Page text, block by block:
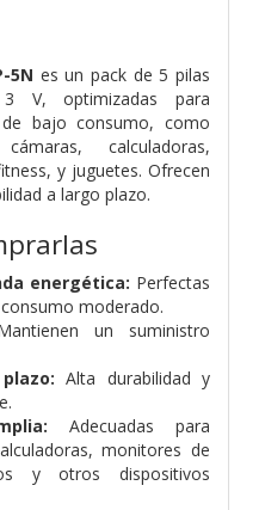
5N es un pack de 5 pilas
V, optimizadas para
bajo consumo, como
calculadoras,
y juguetes. Ofrecen
a largo plazo.
energética: Perfectas
moderado.
un suministro
Alta durabilidad y
Adecuadas para
monitores de
y otros dispositivos